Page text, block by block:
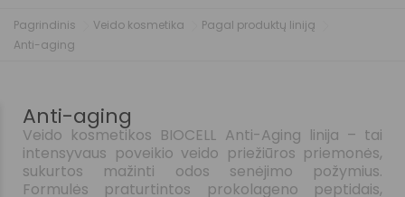
Pagrindinis Veido kosmetika
Pagal produktų liniją
Anti-aging
Anti-aging
Veido kosmetikos BIOCELL Anti-Aging linija – tai
intensyvaus poveikio veido priežiūros priemonės,
sukurtos mažinti odos senėjimo požymius.
Formulės praturtintos prokolageno peptidais,